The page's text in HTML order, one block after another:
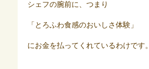
シェフの腕前に、つまり
「とろふわ食感のおいしさ体験」
にお金を払ってくれているわけです。